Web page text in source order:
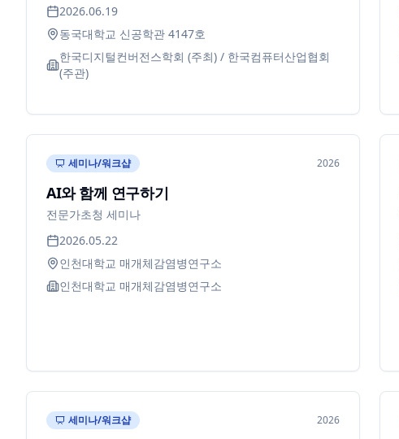
2026.06.19
동국대학교 신공학관 4147호
한국디지털컨버전스학회 (주최) / 한국컴퓨터산업협회
(주관)
세미나/워크샵 2026
AI와 함께 연구하기
전문가초청 세미나
2026.05.22
인천대학교 매개체감염병연구소
인천대학교 매개체감염병연구소
세미나/워크샵 2026